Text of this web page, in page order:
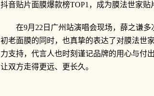
抖音贴片面膜爆款榜TOP1，成为膜法世家贴
在9月22日广州站演唱会现场，薛之谦
初老面膜的同时，也真挚的表达了对膜法世
力支持，代言人也时刻谨记品牌的用心与付
让双方走得更远、更长久。